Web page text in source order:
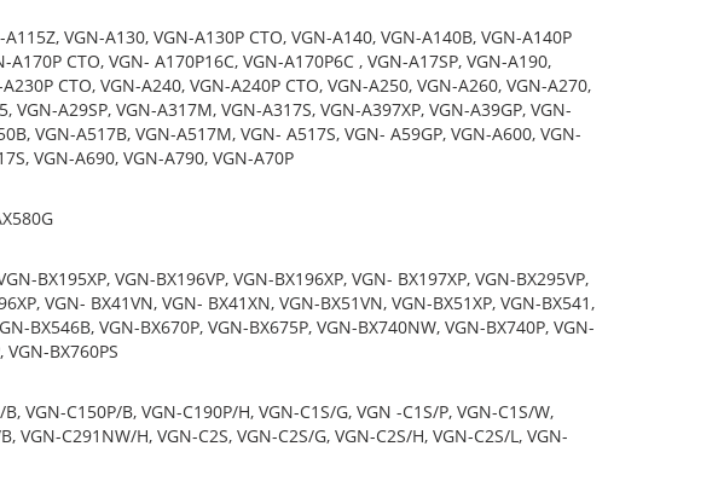
VGN-A130, VGN-A130P CTO, VGN-A140, VGN-A140B, VGN-A140P
CTO, VGN- A170P16C, VGN-A170P6C , VGN-A17SP, VGN-A190,
CTO, VGN-A240, VGN-A240P CTO, VGN-A250, VGN-A260, VGN-A270,
VGN-A29SP, VGN-A317M, VGN-A317S, VGN-A397XP, VGN-A39GP, VGN-
VGN-A517B, VGN-A517M, VGN- A517S, VGN- A59GP, VGN-A600, VGN-
VGN-A690, VGN-A790, VGN-A70P
BX195XP, VGN-BX196VP, VGN-BX196XP, VGN- BX197XP, VGN-BX295VP,
VGN- BX41VN, VGN- BX41XN, VGN-BX51VN, VGN-BX51XP, VGN-BX541,
BX546B, VGN-BX670P, VGN-BX675P, VGN-BX740NW, VGN-BX740P, VGN-
VGN-BX760PS
VGN-C150P/B, VGN-C190P/H, VGN-C1S/G, VGN -C1S/P, VGN-C1S/W,
VGN-C291NW/H, VGN-C2S, VGN-C2S/G, VGN-C2S/H, VGN-C2S/L, VGN-